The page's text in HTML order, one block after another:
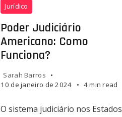
Jurídico
Poder Judiciário
Americano: Como
Funciona?
Sarah Barros
10 de janeiro de 2024
4 min read
O sistema judiciário nos Estados